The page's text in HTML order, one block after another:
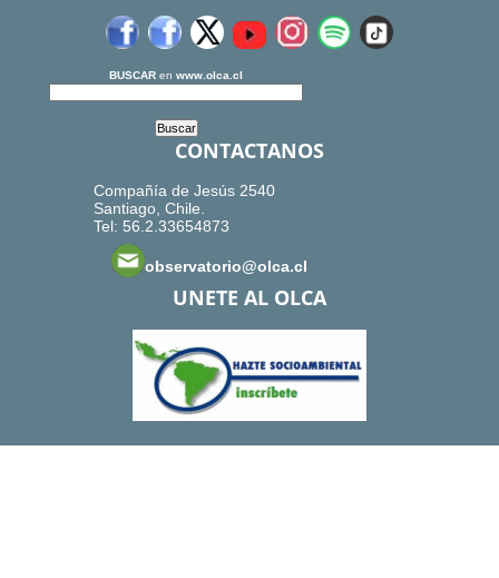
BUSCAR en www.olca.cl
CONTACTANOS
Compañía de Jesús 2540
Santiago, Chile.
Tel: 56.2.33654873
observatorio@olca.cl
UNETE AL OLCA